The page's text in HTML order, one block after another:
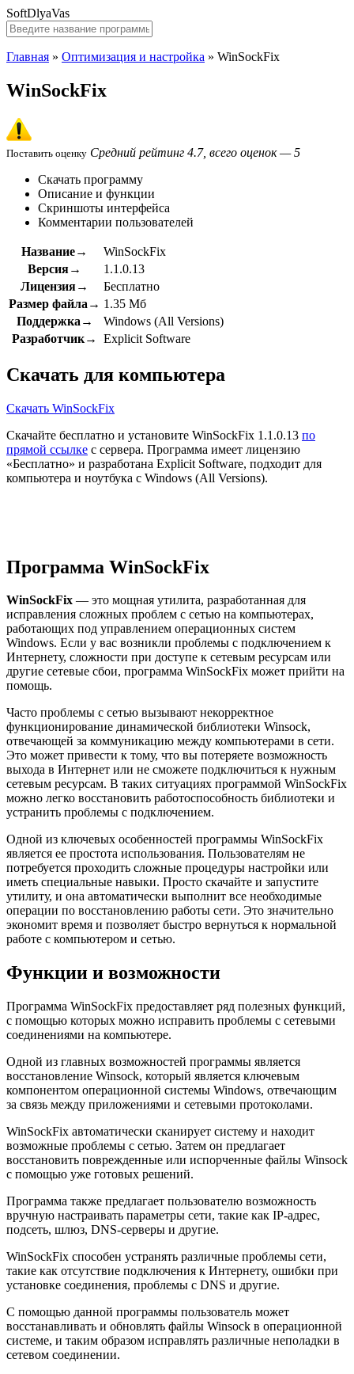
SoftDlyaVas
Главная » Оптимизация и настройка » WinSockFix
WinSockFix
Поставить оценку Средний рейтинг 4.7, всего оценок — 5
Скачать программу
Описание и функции
Скриншоты интерфейса
Комментарии пользователей
Название→
WinSockFix
Версия→
1.1.0.13
Лицензия→
Бесплатно
Размер файла→ 1.35 Мб
Поддержка→
Windows (All Versions)
Разработчик→
Explicit Software
Скачать для компьютера
Скачать WinSockFix
Скачайте бесплатно и установите WinSockFix 1.1.0.13 по
прямой ссылке с сервера. Программа имеет лицензию
«Бесплатно» и разработана Explicit Software, подходит для
компьютера и ноутбука с Windows (All Versions).
Программа WinSockFix
WinSockFix — это мощная утилита, разработанная для
исправления сложных проблем с сетью на компьютерах,
работающих под управлением операционных систем
Windows. Если у вас возникли проблемы с подключением к
Интернету, сложности при доступе к сетевым ресурсам или
другие сетевые сбои, программа WinSockFix может прийти на
помощь.
Часто проблемы с сетью вызывают некорректное
функционирование динамической библиотеки Winsock,
отвечающей за коммуникацию между компьютерами в сети.
Это может привести к тому, что вы потеряете возможность
выхода в Интернет или не сможете подключиться к нужным
сетевым ресурсам. В таких ситуациях программой WinSockFix
можно легко восстановить работоспособность библиотеки и
устранить проблемы с подключением.
Одной из ключевых особенностей программы WinSockFix
является ее простота использования. Пользователям не
потребуется проходить сложные процедуры настройки или
иметь специальные навыки. Просто скачайте и запустите
утилиту, и она автоматически выполнит все необходимые
операции по восстановлению работы сети. Это значительно
экономит время и позволяет быстро вернуться к нормальной
работе с компьютером и сетью.
Функции и возможности
Программа WinSockFix предоставляет ряд полезных функций,
с помощью которых можно исправить проблемы с сетевыми
соединениями на компьютере.
Одной из главных возможностей программы является
восстановление Winsock, который является ключевым
компонентом операционной системы Windows, отвечающим
за связь между приложениями и сетевыми протоколами.
WinSockFix автоматически сканирует систему и находит
возможные проблемы с сетью. Затем он предлагает
восстановить поврежденные или испорченные файлы Winsock
с помощью уже готовых решений.
Программа также предлагает пользователю возможность
вручную настраивать параметры сети, такие как IP-адрес,
подсеть, шлюз, DNS-серверы и другие.
WinSockFix способен устранять различные проблемы сети,
такие как отсутствие подключения к Интернету, ошибки при
установке соединения, проблемы с DNS и другие.
С помощью данной программы пользователь может
восстанавливать и обновлять файлы Winsock в операционной
системе, и таким образом исправлять различные неполадки в
сетевом соединении.